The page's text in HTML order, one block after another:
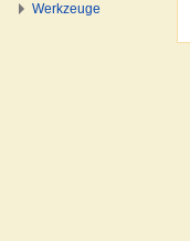
Werkzeuge